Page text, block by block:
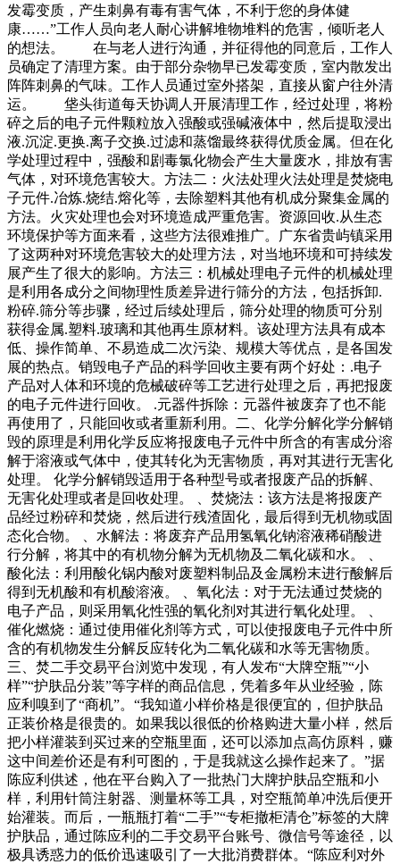
发霉变质，产生刺鼻有毒有害气体，不利于您的身体健
康……”工作人员向老人耐心讲解堆物堆料的危害，倾听老人
的想法。 在与老人进行沟通，并征得他的同意后，工作人
员确定了清理方案。由于部分杂物早已发霉变质，室内散发出
阵阵刺鼻的气味。工作人员通过室外搭架，直接从窗户往外清
运。 垡头街道每天协调人开展清理工作，经过处理，将粉
碎之后的电子元件颗粒放入强酸或强碱液体中，然后提取浸出
液.沉淀.更换.离子交换.过滤和蒸馏最终获得优质金属。但在化
学处理过程中，强酸和剧毒氯化物会产生大量废水，排放有害
气体，对环境危害较大。方法二：火法处理火法处理是焚烧电
子元件.冶炼.烧结.熔化等，去除塑料其他有机成分聚集金属的
方法。火灾处理也会对环境造成严重危害。资源回收.从生态
环境保护等方面来看，这些方法很难推广。广东省贵屿镇采用
了这两种对环境危害较大的处理方法，对当地环境和可持续发
展产生了很大的影响。方法三：机械处理电子元件的机械处理
是利用各成分之间物理性质差异进行筛分的方法，包括拆卸.
粉碎.筛分等步骤，经过后续处理后，筛分处理的物质可分别
获得金属.塑料.玻璃和其他再生原材料。该处理方法具有成本
低、操作简单、不易造成二次污染、规模大等优点，是各国发
展的热点。销毁电子产品的科学回收主要有两个好处：.电子
产品对人体和环境的危械破碎等工艺进行处理之后，再把报废
的电子元件进行回收。 .元器件拆除：元器件被废弃了也不能
再使用了，只能回收或者重新利用。二、化学分解化学分解销
毁的原理是利用化学反应将报废电子元件中所含的有害成分溶
解于溶液或气体中，使其转化为无害物质，再对其进行无害化
处理。 化学分解销毁适用于各种型号或者报废产品的拆解、
无害化处理或者是回收处理。 、焚烧法：该方法是将报废产
品经过粉碎和焚烧，然后进行残渣固化，最后得到无机物或固
态化合物。 、水解法：将废弃产品用氢氧化钠溶液稀硝酸进
行分解，将其中的有机物分解为无机物及二氧化碳和水。 、
酸化法：利用酸化锅内酸对废塑料制品及金属粉末进行酸解后
得到无机酸和有机酸溶液。 、氧化法：对于无法通过焚烧的
电子产品，则采用氧化性强的氧化剂对其进行氧化处理。 、
催化燃烧：通过使用催化剂等方式，可以使报废电子元件中所
含的有机物发生分解反应转化为二氧化碳和水等无害物质。
三、焚二手交易平台浏览中发现，有人发布“大牌空瓶”“小
样”“护肤品分装”等字样的商品信息，凭着多年从业经验，陈
应利嗅到了“商机”。“我知道小样价格是很便宜的，但护肤品
正装价格是很贵的。如果我以很低的价格购进大量小样，然后
把小样灌装到买过来的空瓶里面，还可以添加点高仿原料，赚
这中间差价还是有利可图的，于是我就这么操作起来了。”据
陈应利供述，他在平台购入了一批热门大牌护肤品空瓶和小
样，利用针筒注射器、测量杯等工具，对空瓶简单冲洗后便开
始灌装。而后，一瓶瓶打着“二手”“专柜撤柜清仓”标签的大牌
护肤品，通过陈应利的二手交易平台账号、微信号等途径，以
极具诱惑力的低价迅速吸引了一大批消费群体。“陈应利对外